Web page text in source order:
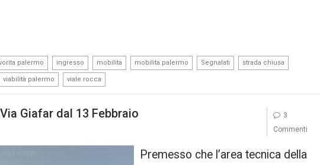
palermo ingresso mobilita mobilita palermo Segnalati strada chiusa
viabilità palermo viale rocca
Giafar dal 13 Febbraio
Premesso che l’area tecnica della
3
Commenti